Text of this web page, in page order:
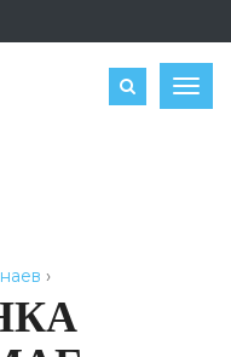
ОЦЕНИТЬ
›